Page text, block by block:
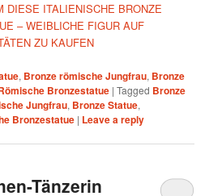
DIESE ITALIENISCHE BRONZE
– WEIBLICHE FIGUR AUF
ZU KAUFEN
, Bronze römische Jungfrau, Bronze
Bronzestatue |Tagged Bronze
Jungfrau, Bronze Statue,
Bronzestatue | Leave a reply
Tänzerin